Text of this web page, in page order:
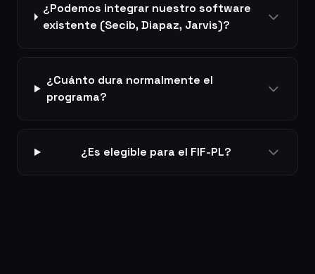
¿Podemos integrar nuestro software
existente (Secib, Diapaz, Jarvis)?
¿Cuánto dura normalmente el
programa?
¿Es elegible para el FIF-PL?